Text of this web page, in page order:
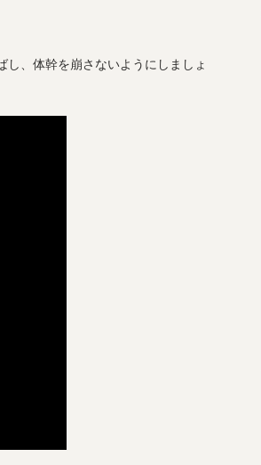
、体幹を崩さないようにしましょ